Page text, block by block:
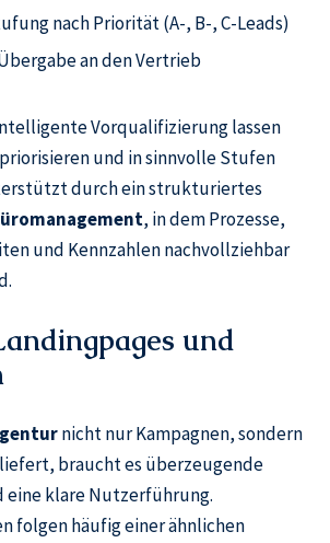
nach Priorität (A-, B-, C-Leads)
an den Vertrieb
Vorqualifizierung lassen
und in sinnvolle Stufen
durch ein strukturiertes
, in dem Prozesse,
und Kennzahlen nachvollziehbar
und
nicht nur Kampagnen, sondern
braucht es überzeugende
eine klare Nutzerführung.
folgen häufig einer ähnlichen